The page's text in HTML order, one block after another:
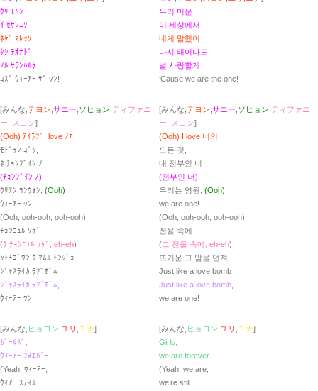
ｳﾘ ﾓﾑﾝ
ｲ ｾｻﾝｴｿ
ﾈｹﾞ ﾏﾚｯｿ
ﾀｼ ﾃｵﾅﾄﾞ
ﾉﾙ ｻﾗﾝﾊﾙｹ
ｺｽﾞ ｳｨｰｱｰ ｻﾞ ﾜﾝ!
[みんな, テヨン サニー ソヒョン ティファニ
ー
スヨン]
(Ooh) ｱｲﾗﾌﾞI love ﾉｴ
ﾓﾄﾞｩﾝ ｺﾞｯ,
ﾈ ﾁｮﾝﾌﾞｲﾝ ﾉ
(ﾁｮﾝﾌﾞｲﾝ ﾉ)
ｳﾘﾇﾝ ﾖﾝｳｫﾝ, (Ooh)
ｳｨｰｱｰ ﾜﾝ!
(Ooh, ooh-ooh, ooh-ooh)
ﾁｮﾝﾆｭﾙ ｿｹﾞ
(ｸ ﾁｮﾝﾆｭﾙ ｿｹﾞ, eh-eh)
ｯﾄｩｺﾞｳﾝ ｸ ﾏﾑﾙ ﾄﾝｼﾞｮ
ｼﾞｬｽﾗｲｶ ﾗﾌﾞﾎﾞﾑ
ｼﾞｬｽﾗｲｶ ﾗﾌﾞﾎﾞﾑ
ｳｨｰｱｰ ﾜﾝ!
[みんな, ヒョヨン ユリ ユナ]
ｶﾞｰﾙｽﾞ,
ｳｨｰｱｰ ﾌｫｴﾊﾞｰ
(Yeah, ｳｨｰｱｰ,
ｳｨｱｰ ｽﾃｨﾙ
우리 머문
이 세상에서
네게 말했어
다시 태어나도
널 사랑할게
‘Cause we are the one!
[みんな, テヨン サニー ソヒョン ティファニ
ー
スヨン]
(Ooh) I love 너의
모든 것,
내 전부인 너
(전부인 너)
우리는 영원, (Ooh)
we are one!
(Ooh, ooh-ooh, ooh-ooh)
전율 속에
(그 전율 속에, eh-eh)
뜨거운 그 맘을 던져
Just like a love bomb
Just like a love bomb
we are one!
[みんな, ヒョヨン ユリ ユナ]
Girls,
we are forever
(Yeah, we are,
we’re still